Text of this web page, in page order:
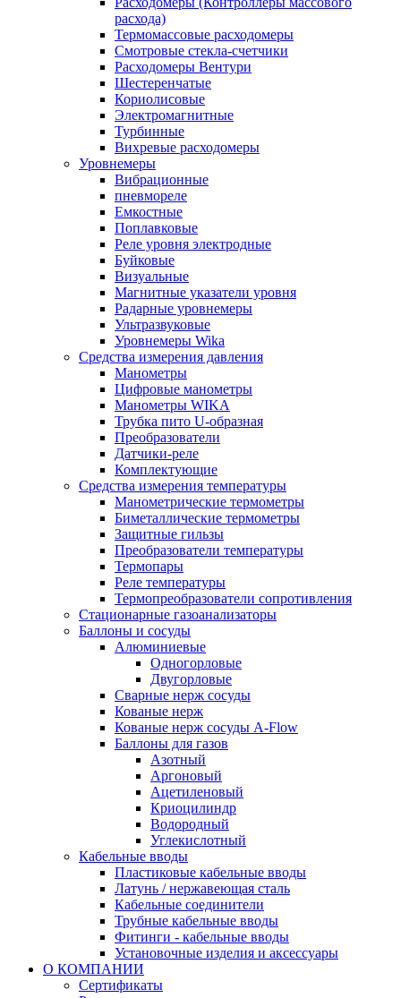
расхода)
Термомассовые расходомеры
Смотровые стекла-счетчики
Расходомеры Вентури
Шестеренчатые
Кориолисовые
Электромагнитные
Турбинные
Вихревые расходомеры
Уровнемеры
Вибрационные
пневмореле
Емкостные
Поплавковые
Реле уровня электродные
Буйковые
Визуальные
Магнитные указатели уровня
Радарные уровнемеры
Ультразвуковые
Уровнемеры Wika
Средства измерения давления
Манометры
Цифровые манометры
Манометры WIKA
Трубка пито U-образная
Преобразователи
Датчики-реле
Комплектующие
Средства измерения температуры
Манометрические термометры
Биметаллические термометры
Защитные гильзы
Преобразователи температуры
Термопары
Реле температуры
Термопреобразователи сопротивления
Стационарные газоанализаторы
Баллоны и сосуды
Алюминиевые
Одногорловые
Двугорловые
Сварные нерж сосуды
Кованые нерж
Кованые нерж сосуды A-Flow
Баллоны для газов
Азотный
Аргоновый
Ацетиленовый
Криоцилиндр
Водородный
Углекислотный
Кабельные вводы
Пластиковые кабельные вводы
Латунь / нержавеющая сталь
Кабельные соединители
Трубные кабельные вводы
Фитинги - кабельные вводы
Установочные изделия и аксессуары
О КОМПАНИИ
Сертификаты